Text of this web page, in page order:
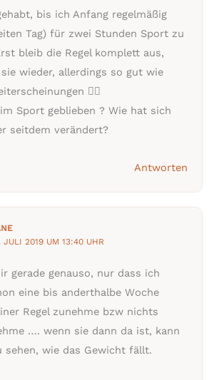
bis ich Anfang regelmäßig
Tag) für zwei Stunden Sport zu
bleib die Regel komplett aus,
wieder, allerdings so gut wie
👍🏼
Sport geblieben ? Wie hat sich
seitdem verändert?
Antworten
JULI 2019 UM 13:40 UHR
gerade genauso, nur dass ich
eine bis anderthalbe Woche
Regel zunehme bzw nichts
…. wenn sie dann da ist, kann
sehen, wie das Gewicht fällt.